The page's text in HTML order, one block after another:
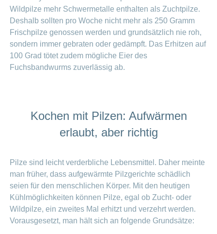
Wildpilze mehr Schwermetalle enthalten als Zuchtpilze.
Deshalb sollten pro Woche nicht mehr als 250 Gramm
Frischpilze genossen werden und grundsätzlich nie roh,
sondern immer gebraten oder gedämpft. Das Erhitzen auf
100 Grad tötet zudem mögliche Eier des
Fuchsbandwurms zuverlässig ab.
Kochen mit Pilzen: Aufwärmen
erlaubt, aber richtig
Pilze sind leicht verderbliche Lebensmittel. Daher meinte
man früher, dass aufgewärmte Pilzgerichte schädlich
seien für den menschlichen Körper. Mit den heutigen
Kühlmöglichkeiten können Pilze, egal ob Zucht- oder
Wildpilze, ein zweites Mal erhitzt und verzehrt werden.
Vorausgesetzt, man hält sich an folgende Grundsätze: